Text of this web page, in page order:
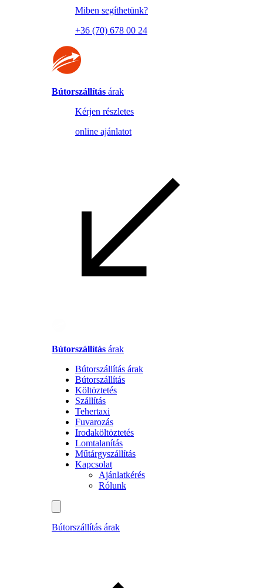
Miben segíthetünk?
+36 (70) 678 00 24
Bútorszállítás árak
Kérjen részletes
online ajánlatot
Bútorszállítás árak
Bútorszállítás árak
Bútorszállítás
Költöztetés
Szállítás
Tehertaxi
Fuvarozás
Irodaköltöztetés
Lomtalanítás
Műtárgyszállítás
Kapcsolat
Ajánlatkérés
Rólunk
Bútorszállítás árak